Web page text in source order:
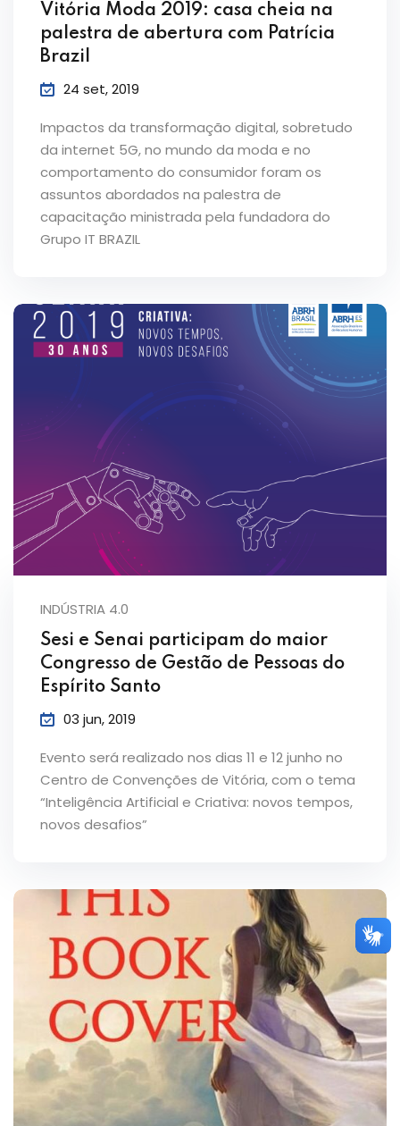
Vitória Moda 2019: casa cheia na
palestra de abertura com Patrícia
Brazil
24 set, 2019
Impactos da transformação digital, sobretudo
da internet 5G, no mundo da moda e no
comportamento do consumidor foram os
assuntos abordados na palestra de
capacitação ministrada pela fundadora do
Grupo IT BRAZIL
INDÚSTRIA 4.0
Sesi e Senai participam do maior
Congresso de Gestão de Pessoas do
Espírito Santo
03 jun, 2019
Evento será realizado nos dias 11 e 12 junho no
Centro de Convenções de Vitória, com o tema
“Inteligência Artificial e Criativa: novos tempos,
novos desafios”